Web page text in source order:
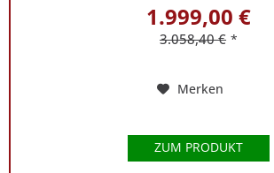
1.999,00 €
3.058,40 € *
Merken
ZUM PRODUKT